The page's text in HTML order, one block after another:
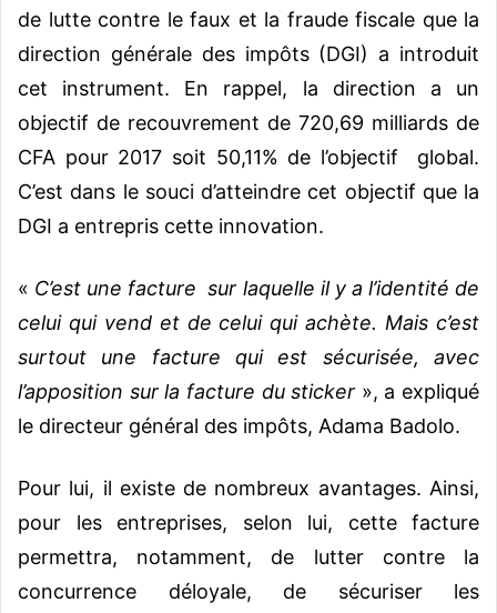
de lutte contre le faux et la fraude fiscale que la
direction générale des impôts (DGI) a introduit
cet instrument. En rappel, la direction a un
objectif de recouvrement de 720,69 milliards de
CFA pour 2017 soit 50,11% de l’objectif global.
C’est dans le souci d’atteindre cet objectif que la
DGI a entrepris cette innovation.
« C’est une facture sur laquelle il y a l’identité de
celui qui vend et de celui qui achète. Mais c’est
surtout une facture qui est sécurisée, avec
l’apposition sur la facture du sticker », a expliqué
le directeur général des impôts, Adama Badolo.
Pour lui, il existe de nombreux avantages. Ainsi,
pour les entreprises, selon lui, cette facture
permettra, notamment, de lutter contre la
concurrence déloyale, de sécuriser les